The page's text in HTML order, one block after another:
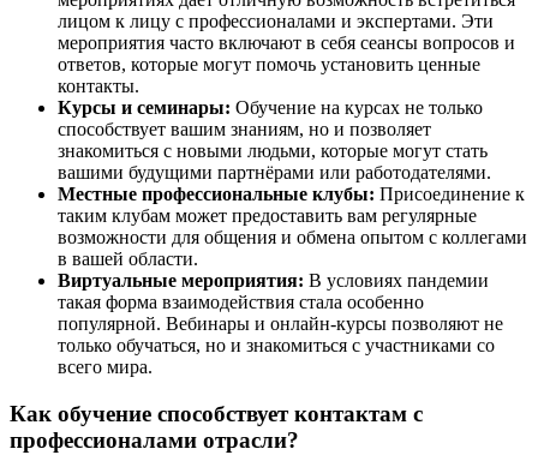
лицом к лицу с профессионалами и экспертами. Эти
мероприятия часто включают в себя сеансы вопросов и
ответов, которые могут помочь установить ценные
контакты.
Курсы и семинары: Обучение на курсах не только
способствует вашим знаниям, но и позволяет
знакомиться с новыми людьми, которые могут стать
вашими будущими партнёрами или работодателями.
Местные профессиональные клубы: Присоединение к
таким клубам может предоставить вам регулярные
возможности для общения и обмена опытом с коллегами
в вашей области.
Виртуальные мероприятия: В условиях пандемии
такая форма взаимодействия стала особенно
популярной. Вебинары и онлайн-курсы позволяют не
только обучаться, но и знакомиться с участниками со
всего мира.
Как обучение способствует контактам с
профессионалами отрасли?